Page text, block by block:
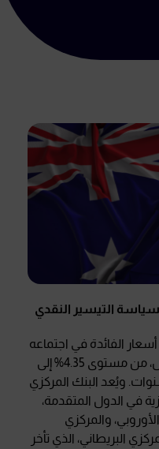
التيسير النقدي
الفائدة في اجتماعه
منذ يومين بمقدار 25 نقطة أساس، من مستوى 4.35% إلى
ويُعد البنك المركزي
في الدول المتقدمة،
والمركزي
البريطاني، الذي تأخر